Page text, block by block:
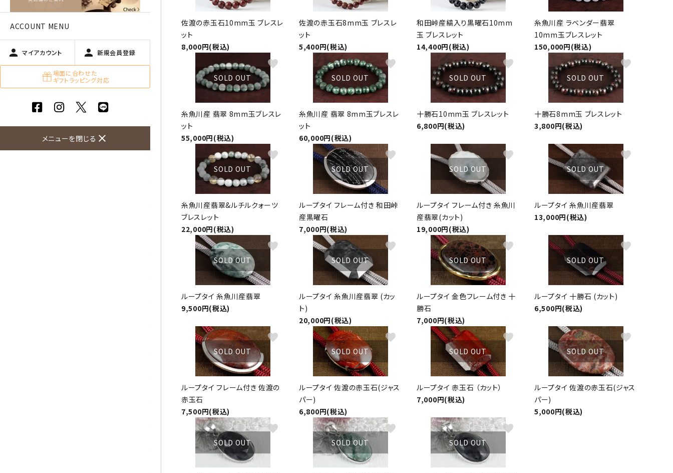
ACCOUNT MENU
person マイアカウント person 新規会員登録
場面に合わせた
ギフトラッピング対応
メニューを閉じる close
佐渡の赤玉石10mm玉 ブレスレ
ット
8,000円(税込)
佐渡の赤玉石8mm玉 ブレスレ
ット
5,400円(税込)
和田峠産縞入り黒曜石10mm
玉 ブレスレット
14,400円(税込)
糸魚川産 ラベンダー翡翠
10mm玉ブレスレット
150,000円(税込)
SOLD OUT
糸魚川産 翡翠 8mm玉ブレスレ
ット
55,000円(税込)
favorite
SOLD OUT
糸魚川産 翡翠 8mm玉ブレスレ
ット
60,000円(税込)
favorite
SOLD OUT
十勝石10mm玉 ブレスレット
6,800円(税込)
favorite
SOLD OUT
十勝石8mm玉 ブレスレット
3,800円(税込)
favorite
SOLD OUT
糸魚川産翡翠&ルチルクォーツ
ブレスレット
22,000円(税込)
favorite
SOLD OUT
ループタイ フレーム付き 和田峠
産黒曜石
7,000円(税込)
favorite
SOLD OUT
ループタイ フレーム付き 糸魚川
産翡翠(カット)
19,000円(税込)
favorite
SOLD OUT
ループタイ 糸魚川産翡翠
13,000円(税込)
favorite
SOLD OUT
ループタイ 糸魚川産翡翠
9,500円(税込)
favorite
SOLD OUT
ループタイ 糸魚川産翡翠 (カッ
ト)
20,000円(税込)
favorite
SOLD OUT
ループタイ 金色フレーム付き 十
勝石
7,000円(税込)
favorite
SOLD OUT
ループタイ 十勝石 (カット)
6,500円(税込)
favorite
SOLD OUT
ループタイ フレーム付き 佐渡の
赤玉石
7,500円(税込)
favorite
SOLD OUT
ループタイ 佐渡の赤玉石(ジャス
パー)
6,800円(税込)
favorite
SOLD OUT
ループタイ 赤玉石 （カット）
7,000円(税込)
favorite
SOLD OUT
ループタイ 佐渡の赤玉石(ジャス
パー)
5,000円(税込)
favorite
SOLD OUT
favorite
SOLD OUT
favorite
SOLD OUT
favorite
アメジスト
エメラルド
オパール
オブシディアン（黒曜石/十勝
ガーデンクォーツ